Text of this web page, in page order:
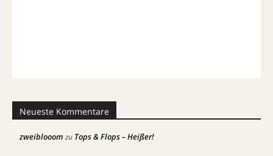
Neueste Kommentare
zweiblooom zu Tops & Flops – Heißer!